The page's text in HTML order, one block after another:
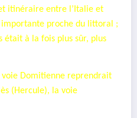
itinéraire entre l’Italie et
importante proche du littoral ;
était à la fois plus sûr, plus
voie Domitienne reprendrait
(Hercule), la voie